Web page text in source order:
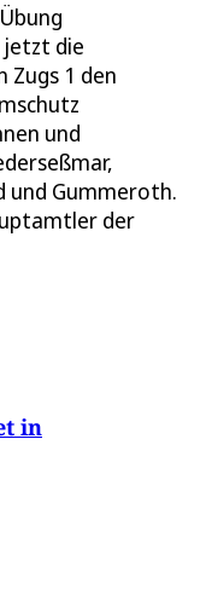
die
1 den
und
und Gummeroth.
der
in